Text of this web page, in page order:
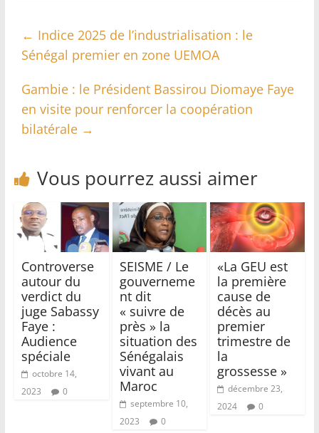
← Indice 2025 de l’industrialisation : le
Sénégal premier en zone UEMOA
Gambie : le Président Bassirou Diomaye Faye
en visite pour renforcer la coopération
bilatérale →
Vous pourrez aussi aimer
Controverse
autour du
verdict du
juge Sabassy
Faye :
Audience
spéciale
octobre 14,
2023
0
SEISME / Le
gouverneme
nt dit
« suivre de
près » la
situation des
Sénégalais
vivant au
Maroc
septembre 10,
2023
0
«La GEU est
la première
cause de
décès au
premier
trimestre de
la
grossesse »
décembre 23,
2024
0